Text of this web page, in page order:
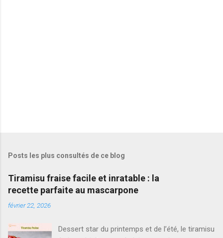
Posts les plus consultés de ce blog
Tiramisu fraise facile et inratable : la
recette parfaite au mascarpone
février 22, 2026
Dessert star du printemps et de l’été, le tiramisu